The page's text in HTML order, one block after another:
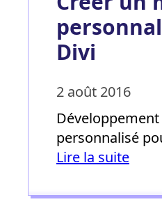
Divi
2 août 2016
personnalisé
Lire la suite